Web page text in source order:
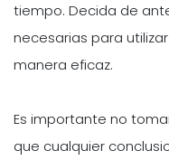
tiempo. Decida de
necesarias para
manera eficaz.
Es importante no
que cualquier